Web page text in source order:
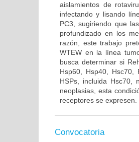
aislamientos de
infectando y lisando
PC3, sugiriendo que
profundizado en los
razón, este trabajo
WTEW en la línea
busca determinar si
Hsp60, Hsp40,
HSPs, incluida
neoplasias, esta
receptores se expresen.
Convocatoria